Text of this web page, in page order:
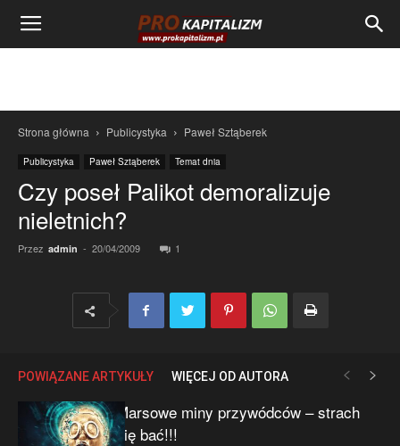
Strona główna Publicystyka Paweł Sztąberek
Publicystyka Paweł Sztąberek Temat dnia
Czy poseł Palikot demoralizuje
nieletnich?
Przez admin - 20/04/2009 1
POWIĄZANE ARTYKUŁY WIĘCEJ OD AUTORA
Marsowe miny przywódców – strach
się bać!!!